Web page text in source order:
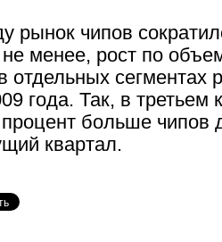
рынок чипов
менее, рост по
отдельных сегментах
года. Так, в третьем
больше чипов
квартал.